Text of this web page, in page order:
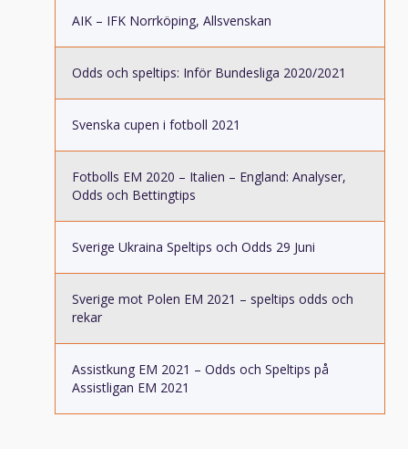
AIK – IFK Norrköping, Allsvenskan
Odds och speltips: Inför Bundesliga 2020/2021
Svenska cupen i fotboll 2021
Fotbolls EM 2020 – Italien – England: Analyser,
Odds och Bettingtips
Sverige Ukraina Speltips och Odds 29 Juni
Sverige mot Polen EM 2021 – speltips odds och
rekar
Assistkung EM 2021 – Odds och Speltips på
Assistligan EM 2021